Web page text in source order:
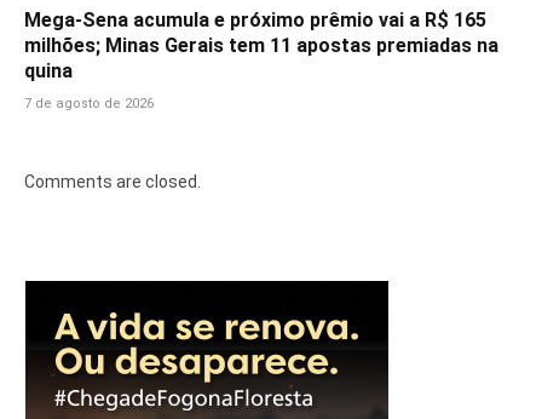
Mega-Sena acumula e próximo prêmio vai a R$ 165
milhões; Minas Gerais tem 11 apostas premiadas na
quina
7 de agosto de 2026
Comments are closed.